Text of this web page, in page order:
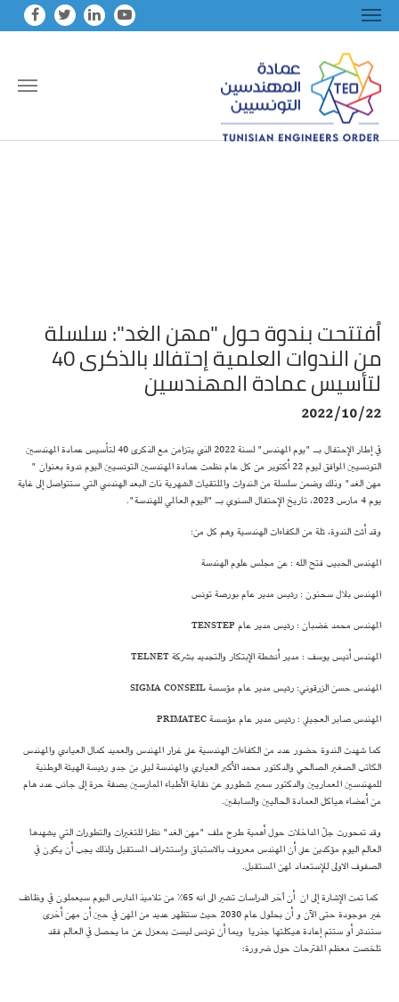
اُفتتحت بندوة حول "مهن الغد": سلسلة
من الندوات العلمية إحتفالا بالذكرى 40
لتأسيس عمادة المهندسين
2022/10/22
في إطار الإحتفال بـ "يوم المهندس" لسنة 2022 الذي يتزامن مع الذكرى 40 لتأسيس عمادة المهندسين
التونسيين الموافق ليوم 22 أكتوبر من كل عام نظمت عمادة المهندسين التونسيين اليوم ندوة بعنوان "
مهن الغد" وذلك وضمن سلسلة من الندوات والملتقيات الشهرية ذات البعد الهندسي التي ستتواصل إلى غاية
يوم 4 مارس 2023، تاريخ الإحتفال السنوي بـ "اليوم العالمي للهندسة".
وقد أثث الندوة، ثلة من الكفاءات الهندسية وهم كل من:
المهندس الحبيب فتح الله : عن مجلس علوم الهندسة
المهندس بلال سحنون : رئيس مدير عام بورصة تونس
المهندس محمد غضبان : رئيس مدير عام TENSTEP
المهندس أنيس يوسف : مدير أنشطة الإبتكار والتجديد بشركة TELNET
المهندس حسن الزرقوني: رئيس مدير عام مؤسسة SIGMA CONSEIL
المهندس صابر العجيلي : رئيس مدير عام مؤسسة PRIMATEC
كما شهدت الندوة حضور عدد من الكفاءات الهندسية على غرار المهندس والعميد كمال العيادي والمهندس
الكاتب الصغير الصالحي والدكتور محمد الأكبر العياري والمهندسة ليلى بن جدو رئيسة الهيئة الوطنية
للمهندسين المعماريين والدكتور سمير شطورو عن نقابة الأطباء الممارسين بصفة حرة إلى جانب عدد هام
من أعضاء هياكل العمادة الحاليين والسابقين.
وقد تمحورت جلّ المداخلات حول أهمية طرح ملف "مهن الغد" نظرا للتغيرات والتطورات التي يشهدها
العالم اليوم مؤكدين على أن المهندس معروف بالاستباق وإستشراف المستقبل ولذلك يجب أن يكون في
الصفوف الاولى للإستعداد لمهن المستقبل.
كما تمت الإشارة إلى ان أن اَخر الدراسات تشير الى انه 65٪ من تلاميذ المدارس اليوم سيعملون في وظائف
غير موجودة حتى الآن و أن بحلول عام 2030 حيث ستظهر عديد من المهن في حين أن مهن أخرى
ستندثر أو ستتم إعادة هيكلتها جذريا وبما أن تونس ليست بمعزل عن ما يحصل في العالم فقد
تلخصت معظم المقترحات حول ضرورة: